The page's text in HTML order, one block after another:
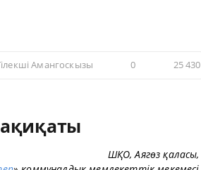
Амангоскызы 0 25 430
ШҚО, Аягөз қаласы,